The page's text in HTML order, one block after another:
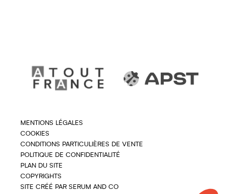
MENTIONS LÉGALES
COOKIES
CONDITIONS PARTICULIÈRES DE VENTE
POLITIQUE DE CONFIDENTIALITÉ
PLAN DU SITE
COPYRIGHTS
SITE CRÉÉ PAR SERUM AND CO